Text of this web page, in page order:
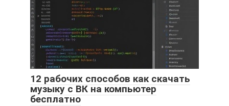
12 рабочих способов как скачать
музыку с ВК на компьютер
бесплатно